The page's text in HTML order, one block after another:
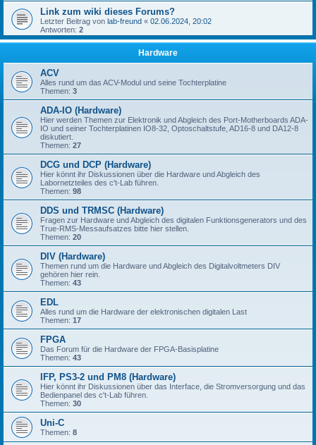
Link zum wiki dieses Forums?
Letzter Beitrag von lab-freund « 02.06.2024, 20:02
Antworten: 2
Hardware
ACV
Alles rund um das ACV-Modul und seine Tochterplatine
Themen: 3
ADA-IO (Hardware)
Hier werden Themen zur Elektronik und Abgleich des Port-Motherboards ADA-
IO und seiner Tochterplatinen IO8-32, Optoschaltstufe, AD16-8 und DA12-8
diskutiert.
Themen: 27
DCG und DCP (Hardware)
Hier könnt ihr Diskussionen über die Hardware und Abgleich des
Labornetzteiles des c't-Lab führen.
Themen: 98
DDS und TRMSC (Hardware)
Fragen zur Hardware und Abgleich des digitalen Funktionsgenerators und des
True-RMS-Messaufsatzes bitte hier stellen.
Themen: 20
DIV (Hardware)
Themen rund um die Hardware und Abgleich des Digitalvoltmeters DIV
gehören hier rein.
Themen: 43
EDL
Alles rund um die Hardware der elektronischen digitalen Last
Themen: 17
FPGA
Das Forum für die Hardware der FPGA-Basisplatine
Themen: 43
IFP, PS3-2 und PM8 (Hardware)
Hier könnt ihr Diskussionen über das Interface, die Stromversorgung und das
Bedienpanel des c't-Lab führen.
Themen: 30
Uni-C
Themen: 8